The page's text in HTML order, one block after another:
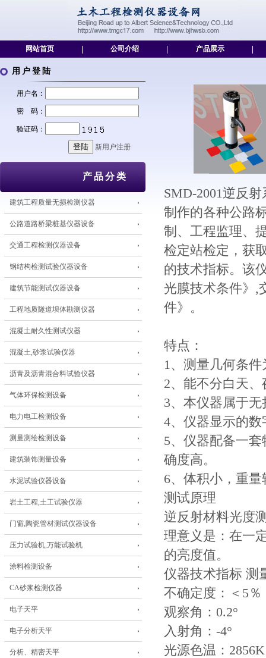
网站首页 公司介绍 产品展示
用户登陆
用户名：
密 码：
验证码：
新用户注册
产品分类
建筑工程质量无损检测仪器
公路道路桥梁桩基仪器设备
交通工程检测仪器设备
钢结构检测试验仪器设备
建筑节能测试仪器设备
工程地质隧道坝体勘测仪器
混凝土耐久性测试仪器
混凝土,砂浆试验仪器
沥青及沥青混合料试验仪器
气体环保检测设备
电力电工检测设备
测量测绘检测设备
建筑装饰测量设备
水泥试验仪器设备
岩土工程,土工试验仪器
门窗,陶瓷管材测试仪器设备
压力试验机,万能试验机
涂料检测设备
CA砂浆检测仪器
电子天平
电子分析天平
分析、精密天平
SMD-2001逆反
制作的各种公路
制、工程监理、
检定站检定，获
的技术指标。该
光膜技术条件》,
件》。
特点：
1、测量几何条
2、能不分白天
3、本仪器属于
4、仪器显示的数
5、仪器配备一
确度高。
6、体积小，重
测试原理
逆反射材料光度
理意义是：在一
的亮度值。
仪器技术指标 测
不确定度：＜5％
观察角：0.2°
入射角：-4°
光源色温：2856K